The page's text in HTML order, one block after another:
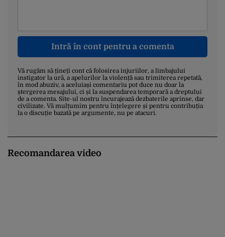
Intră în cont pentru a comenta
Vă rugăm să țineți cont că folosirea injuriilor, a limbajului
instigator la ură, a apelurilor la violență sau trimiterea repetată,
în mod abuziv, a aceluiași comentariu pot duce nu doar la
ștergerea mesajului, ci și la suspendarea temporară a dreptului
de a comenta. Site-ul nostru încurajează dezbaterile aprinse, dar
civilizate. Vă mulțumim pentru înțelegere și pentru contribuția
la o discuție bazată pe argumente, nu pe atacuri.
Recomandarea video